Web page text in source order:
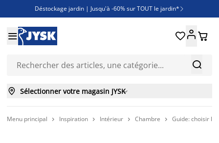
Déstockage jardin | Jusqu'à -60% sur TOUT le jardin* 
Jusqu'à -50% sur une sélection literie
Découvrez les nouveautés de la collection


 
 Sélectionner votre magasin JYSK
Menu principal  Inspiration  Intérieur  Chambre  Guide: choisir la